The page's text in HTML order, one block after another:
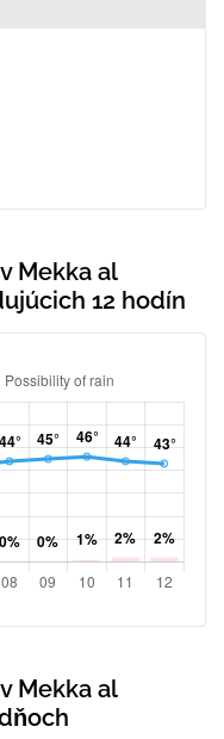
Mekka al
12 hodín
Mekka al